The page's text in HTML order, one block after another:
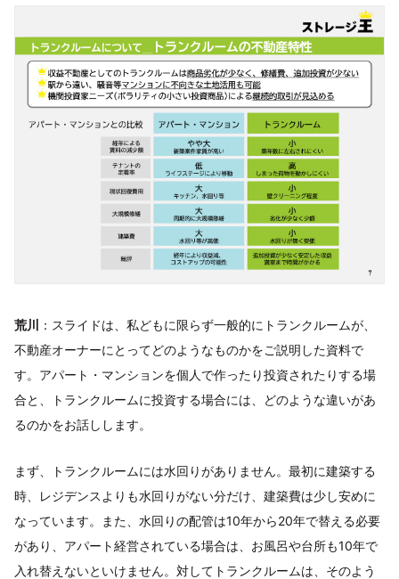
荒川
：スライドは、私どもに限らず一般的にトランクルームが、
不動産オーナーにとってどのようなものかをご説明した資料で
す。アパート・マンションを個人で作ったり投資されたりする場
合と、トランクルームに投資する場合には、どのような違いがあ
るのかをお話しします。
まず、トランクルームには水回りがありません。最初に建築する
時、レジデンスよりも水回りがない分だけ、建築費は少し安めに
なっています。また、水回りの配管は10年から20年で替える必要
があり、アパート経営されている場合は、お風呂や台所も10年で
入れ替えないといけません。対してトランクルームは、そのよう